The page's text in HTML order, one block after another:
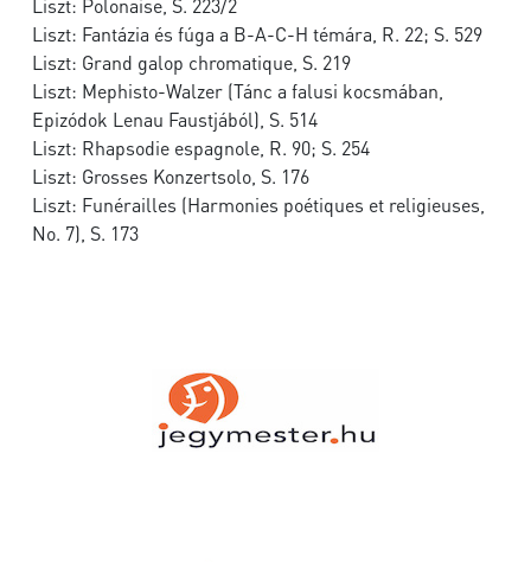
Liszt: Polonaise, S. 223/2
Liszt: Fantázia és fúga a B-A-C-H témára, R. 22; S. 529
Liszt: Grand galop chromatique, S. 219
Liszt: Mephisto-Walzer (Tánc a falusi kocsmában,
Epizódok Lenau Faustjából), S. 514
Liszt: Rhapsodie espagnole, R. 90; S. 254
Liszt: Grosses Konzertsolo, S. 176
Liszt: Funérailles (Harmonies poétiques et religieuses,
No. 7), S. 173